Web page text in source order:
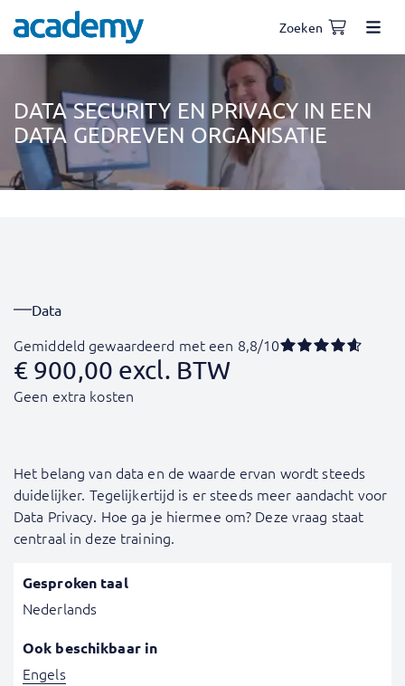
Zoeken
DATA SECURITY EN PRIVACY IN EEN
DATA GEDREVEN ORGANISATIE
Data
Gemiddeld gewaardeerd met een 8,8/10
€ 900,00 excl. BTW
Geen extra kosten
Het belang van data en de waarde ervan wordt steeds
duidelijker. Tegelijkertijd is er steeds meer aandacht voor
Data Privacy. Hoe ga je hiermee om? Deze vraag staat
centraal in deze training.
Gesproken taal
Nederlands
Ook beschikbaar in
Engels